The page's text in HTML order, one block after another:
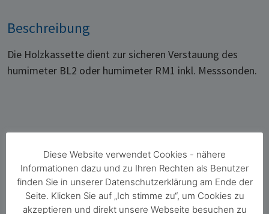
Beschreibung
Die Holzkassette dient zur sicheren Verstauung des
humimeter BL2 oder humimeter RM1 inkl. Messsonden.
Florian Postl
Geschäftsleitung Vertriebswesen und
Diese Website verwendet Cookies - nähere
Informationen dazu und zu Ihren Rechten als Benutzer
finden Sie in unserer Datenschutzerklärung am Ende der
Seite. Klicken Sie auf „Ich stimme zu“, um Cookies zu
akzeptieren und direkt unsere Webseite besuchen zu